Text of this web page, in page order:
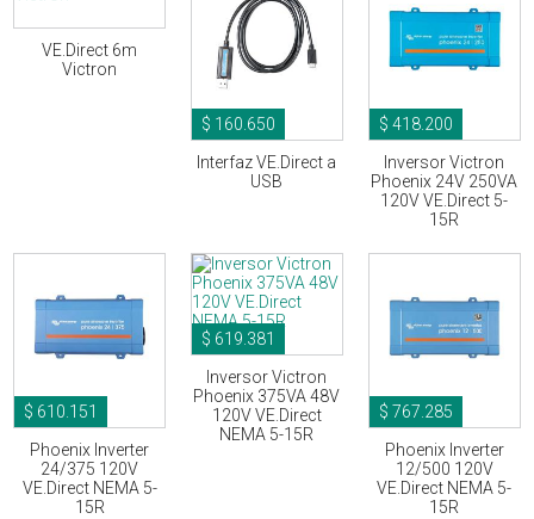
VE.Direct 6m
Victron
$ 160.650
Interfaz VE.Direct a
USB
$ 418.200
Inversor Victron
Phoenix 24V 250VA
120V VE.Direct 5-
15R
$ 610.151
Phoenix Inverter
24/375 120V
VE.Direct NEMA 5-
15R
$ 619.381
Inversor Victron
Phoenix 375VA 48V
120V VE.Direct
NEMA 5-15R
$ 767.285
Phoenix Inverter
12/500 120V
VE.Direct NEMA 5-
15R